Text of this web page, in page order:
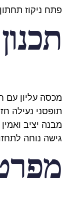
פתח ניקוז
מכסה עליון עם
תופסני נעילה
מבנה יציב ואמין
גישה נוחה